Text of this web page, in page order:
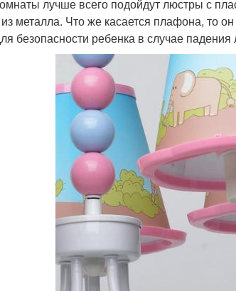
лучше всего подойдут люстры с
из металла. Что же касается плафона, то
безопасности ребенка в случае